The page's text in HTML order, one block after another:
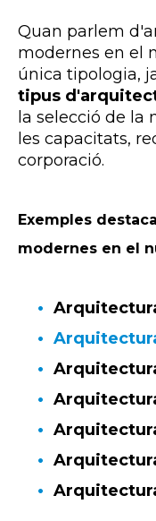
Quan parlem
modernes en el
única tipologia,
tipus
la selecció de la
les capacitats,
corporació.
Exemples
modernes en el